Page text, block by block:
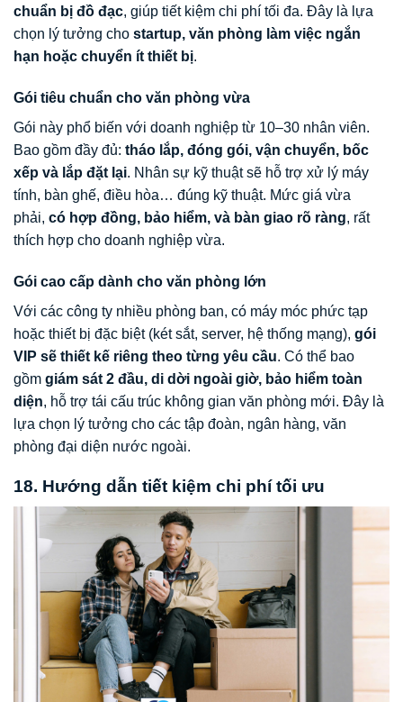
chuẩn bị đồ đạc, giúp tiết kiệm chi phí tối đa. Đây là lựa
chọn lý tưởng cho startup, văn phòng làm việc ngắn
hạn hoặc chuyển ít thiết bị.
Gói tiêu chuẩn cho văn phòng vừa
Gói này phổ biến với doanh nghiệp từ 10–30 nhân viên.
Bao gồm đầy đủ: tháo lắp, đóng gói, vận chuyển, bốc
xếp và lắp đặt lại. Nhân sự kỹ thuật sẽ hỗ trợ xử lý máy
tính, bàn ghế, điều hòa… đúng kỹ thuật. Mức giá vừa
phải, có hợp đồng, bảo hiểm, và bàn giao rõ ràng, rất
thích hợp cho doanh nghiệp vừa.
Gói cao cấp dành cho văn phòng lớn
Với các công ty nhiều phòng ban, có máy móc phức tạp
hoặc thiết bị đặc biệt (két sắt, server, hệ thống mạng), gói
VIP sẽ thiết kế riêng theo từng yêu cầu. Có thể bao
gồm giám sát 2 đầu, di dời ngoài giờ, bảo hiểm toàn
diện, hỗ trợ tái cấu trúc không gian văn phòng mới. Đây là
lựa chọn lý tưởng cho các tập đoàn, ngân hàng, văn
phòng đại diện nước ngoài.
18. Hướng dẫn tiết kiệm chi phí tối ưu